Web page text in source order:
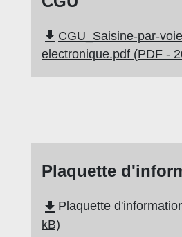
file_download CGU_Saisine-par-
electronique.pdf (PDF -
Plaquette
file_download Plaquette
kB)